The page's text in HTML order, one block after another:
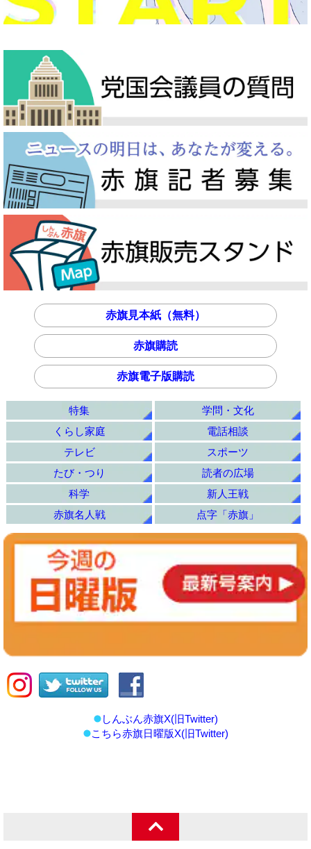
赤旗見本紙（無料）
赤旗購読
赤旗電子版購読
特集
学問・文化
くらし家庭
電話相談
テレビ
スポーツ
たび・つり
読者の広場
科学
新人王戦
赤旗名人戦
点字「赤旗」
しんぶん赤旗X(旧Twitter)
こちら赤旗日曜版X(旧Twitter)